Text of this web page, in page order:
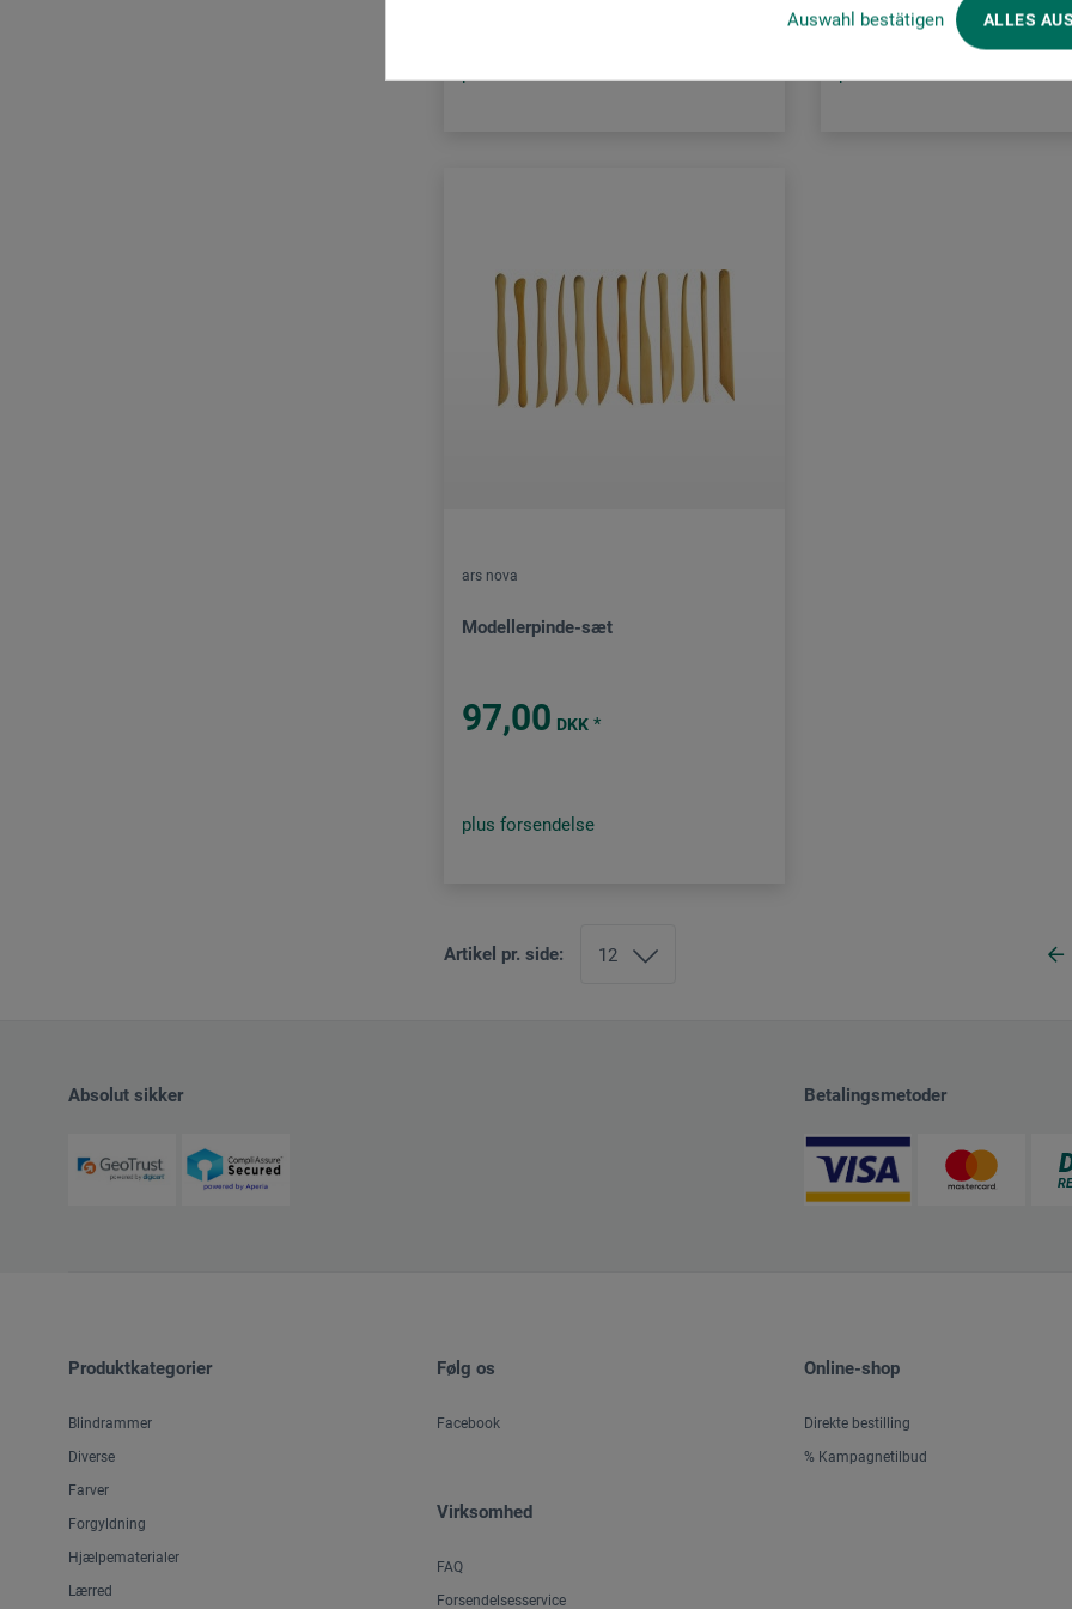
Auswahl bestätigen ALLES
ars nova
Modellerpinde-sæt
97,00 DKK *
plus forsendelse
Artikel pr. side:
Absolut sikker Betalingsmetoder
Produktkategorier
Blindrammer
Diverse
Farver
Forgyldning
Hjælpematerialer
Lærred
Følg os
Facebook
Virksomhed
FAQ
Forsendelsesservice
Online-shop
Direkte bestilling
% Kampagnetilbud